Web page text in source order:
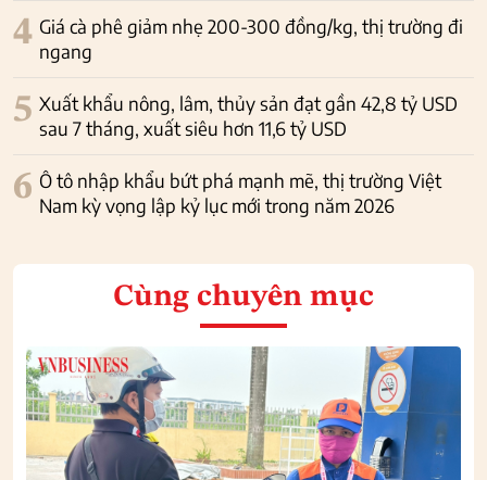
4 Giá cà phê giảm nhẹ 200-300 đồng/kg, thị trường đi
ngang
5 Xuất khẩu nông, lâm, thủy sản đạt gần 42,8 tỷ USD
sau 7 tháng, xuất siêu hơn 11,6 tỷ USD
6 Ô tô nhập khẩu bứt phá mạnh mẽ, thị trường Việt
Nam kỳ vọng lập kỷ lục mới trong năm 2026
Cùng chuyên mục